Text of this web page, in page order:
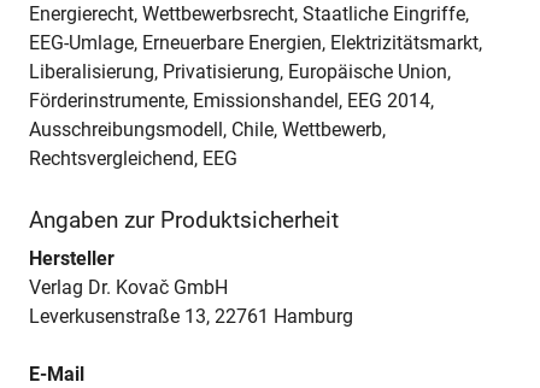
Energierecht, Wettbewerbsrecht, Staatliche Eingriffe,
EEG-Umlage, Erneuerbare Energien, Elektrizitätsmarkt,
Liberalisierung, Privatisierung, Europäische Union,
Förderinstrumente, Emissionshandel, EEG 2014,
Ausschreibungsmodell, Chile, Wettbewerb,
Rechtsvergleichend, EEG
Angaben zur Produktsicherheit
Hersteller
Verlag Dr. Kovač GmbH
Leverkusenstraße 13, 22761 Hamburg
E-Mail